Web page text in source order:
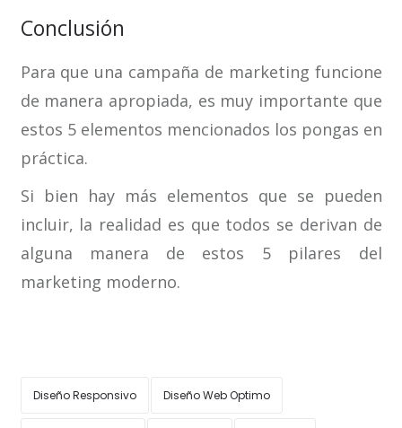
Conclusión
Para que una campaña de marketing funcione
de manera apropiada, es muy importante que
estos 5 elementos mencionados los pongas en
práctica.
Si bien hay más elementos que se pueden
incluir, la realidad es que todos se derivan de
alguna manera de estos 5 pilares del
marketing moderno.
Diseño Responsivo Diseño Web Optimo